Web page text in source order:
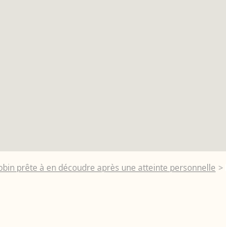
prête à en découdre après une atteinte personnelle